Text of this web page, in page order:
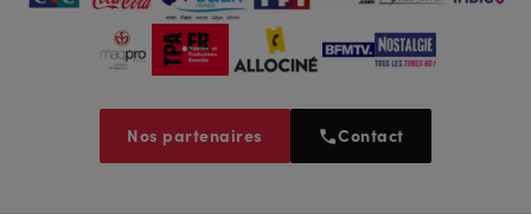
Nos partenaires Contact